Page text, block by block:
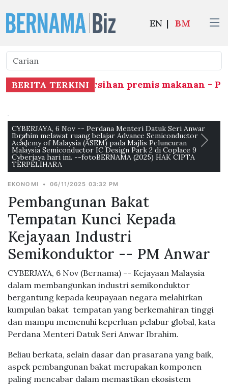
EN | BM
BERITA TERKINI
rakyat, kebersihan premis makanan - PM
6 Nov -- Perdana Menteri Datuk Seri Anwar
melawat ruang belajar Advance Semiconductor
of Malaysia (ASEM) pada Majlis Peluncuran
Semiconductor IC Design Park 2 di Coplace 9
hari ini. --fotoBERNAMA (2025) HAK CIPTA
Ibrahim
pelajar
EKONOMI • 06/11/2025 03:32 PM
Pembangunan Bakat
Tempatan Kunci Kepada
Kejayaan Industri
Semikonduktor -- PM Anwar
CYBERJAYA, 6 Nov (Bernama) -- Kejayaan Malaysia
dalam membangunkan industri semikonduktor
bergantung kepada keupayaan negara melahirkan
kumpulan bakat tempatan yang berkemahiran tinggi
dan mampu memenuhi keperluan pelabur global, kata
Perdana Menteri Datuk Seri Anwar Ibrahim.
Beliau berkata, selain dasar dan prasarana yang baik,
aspek pembangunan bakat merupakan komponen
paling mencabar dalam memastikan ekosistem